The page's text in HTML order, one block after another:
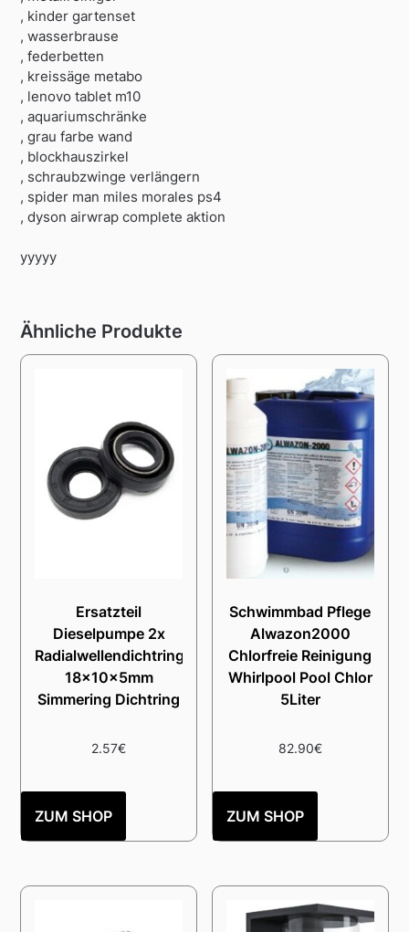
, kinder gartenset
, wasserbrause
, federbetten
, kreissäge metabo
, lenovo tablet m10
, aquariumschränke
, grau farbe wand
, blockhauszirkel
, schraubzwinge verlängern
, spider man miles morales ps4
, dyson airwrap complete aktion
yyyyy
Ähnliche Produkte
Ersatzteil
Dieselpumpe 2x
Radialwellendichtring
18x10x5mm
Simmering Dichtring
2.57€
ZUM SHOP
Schwimmbad Pflege
Alwazon2000
Chlorfreie Reinigung
Whirlpool Pool Chlor
5Liter
82.90€
ZUM SHOP